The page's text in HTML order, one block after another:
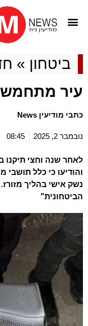
ביטחון »
עיר
כתבי מודיעין News
נובמבר 2, 2025 08:45
לאחר שנה וחצי תיקנו
והודיעו כי כלל תושבי
נשק אישי בהליך
הביטחונית"